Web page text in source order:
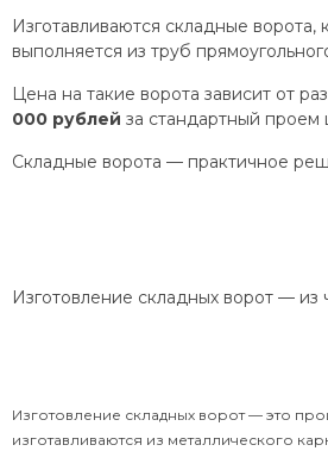
Изготавливаются складные
выполняется из труб
Цена на такие ворота зависит от
000 рублей за стандартный
Складные ворота — практичное
Изготовление складных ворот — из
Изготовление складных ворот — это
изготавливаются из металлического